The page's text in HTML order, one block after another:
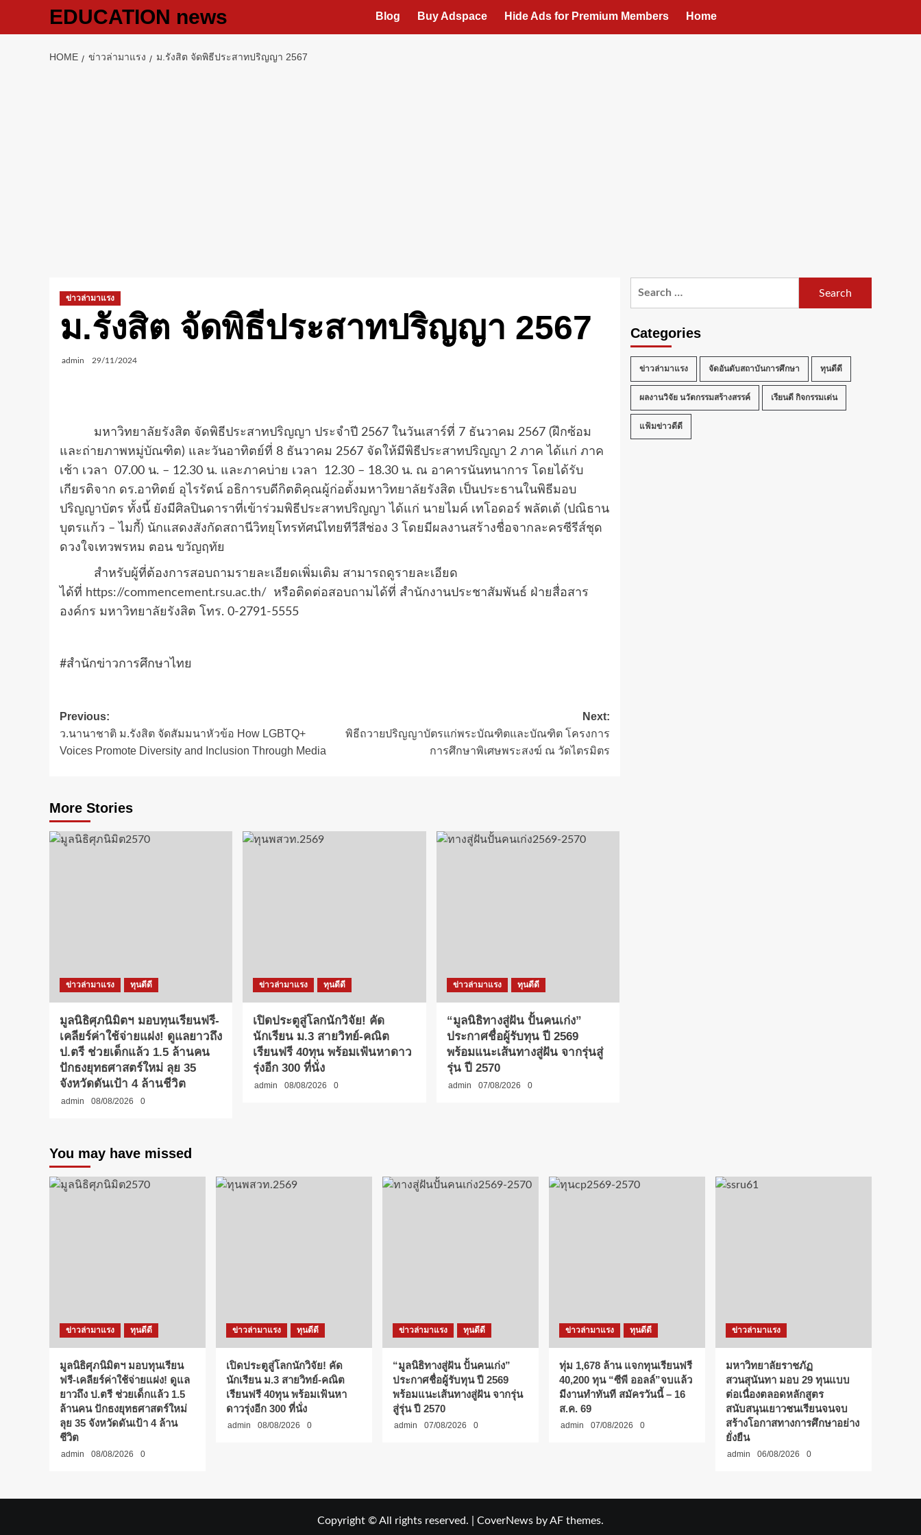
EDUCATION news Blog Buy Adspace Hide Ads for Premium Members Home
HOME ข่าวล่ามาแรง ม.รังสิต จัดพิธีประสาทปริญญา 2567
ข่าวล่ามาแรง
ม.รังสิต จัดพิธีประสาทปริญญา 2567
admin 29/11/2024
มหาวิทยาลัยรังสิต จัดพิธีประสาทปริญญา ประจำปี 2567 ในวันเสาร์ที่ 7 ธันวาคม 2567 (ฝึกซ้อม
และถ่ายภาพหมู่บัณฑิต) และวันอาทิตย์ที่ 8 ธันวาคม 2567 จัดให้มีพิธีประสาทปริญญา 2 ภาค ได้แก่ ภาค
เช้า เวลา 07.00 น. – 12.30 น. และภาคบ่าย เวลา 12.30 – 18.30 น. ณ อาคารนันทนาการ โดยได้รับ
เกียรติจาก ดร.อาทิตย์ อุไรรัตน์ อธิการบดีกิตติคุณผู้ก่อตั้งมหาวิทยาลัยรังสิต เป็นประธานในพิธีมอบ
ปริญญาบัตร ทั้งนี้ ยังมีศิลปินดาราที่เข้าร่วมพิธีประสาทปริญญา ได้แก่ นายไมค์ เทโอดอร์ พลัตเต้ (ปณิธาน
บุตรแก้ว – ไมกี้) นักแสดงสังกัดสถานีวิทยุโทรทัศน์ไทยทีวีสีช่อง 3 โดยมีผลงานสร้างชื่อจากละครซีรีส์ชุด
ดวงใจเทวพรหม ตอน ขวัญฤทัย
สำหรับผู้ที่ต้องการสอบถามรายละเอียดเพิ่มเติม สามารถดูรายละเอียด
ได้ที่ https://commencement.rsu.ac.th/
หรือติดต่อสอบถามได้ที่ สำนักงานประชาสัมพันธ์ ฝ่ายสื่อสาร
องค์กร มหาวิทยาลัยรังสิต โทร. 0-2791-5555
#สำนักข่าวการศึกษาไทย
Post
navigation
Previous:
ว.นานาชาติ ม.รังสิต จัดสัมมนาหัวข้อ How LGBTQ+
Voices Promote Diversity and Inclusion Through Media
Next:
พิธีถวายปริญญาบัตรแก่พระบัณฑิตและบัณฑิต โครงการ
การศึกษาพิเศษพระสงฆ์ ณ วัดไตรมิตร
More Stories
ข่าวล่ามาแรง ทุนดีดี
มูลนิธิศุภนิมิตฯ มอบทุนเรียนฟรี-
เคลียร์ค่าใช้จ่ายแฝง! ดูแลยาวถึง
ป.ตรี ช่วยเด็กแล้ว 1.5 ล้านคน
ปักธงยุทธศาสตร์ใหม่ ลุย 35
จังหวัดดันเป้า 4 ล้านชีวิต
admin 08/08/2026 0
ข่าวล่ามาแรง ทุนดีดี
เปิดประตูสู่โลกนักวิจัย! คัด
นักเรียน ม.3 สายวิทย์-คณิต
เรียนฟรี 40ทุน พร้อมเฟ้นหาดาว
รุ่งอีก 300 ที่นั่ง
admin 08/08/2026 0
ข่าวล่ามาแรง ทุนดีดี
“มูลนิธิทางสู่ฝัน ปั้นคนเก่ง”
ประกาศชื่อผู้รับทุน ปี 2569
พร้อมแนะเส้นทางสู่ฝัน จากรุ่นสู่
รุ่น ปี 2570
admin 07/08/2026 0
Categories
ข่าวล่ามาแรง จัดอันดับสถาบันการศึกษา ทุนดีดี
ผลงานวิจัย นวัตกรรมสร้างสรรค์ เรียนดี กิจกรรมเด่น
แฟ้มข่าวดีดี
You may have missed
ข่าวล่ามาแรง ทุนดีดี
มูลนิธิศุภนิมิตฯ มอบทุนเรียน
ฟรี-เคลียร์ค่าใช้จ่ายแฝง! ดูแล
ยาวถึง ป.ตรี ช่วยเด็กแล้ว 1.5
ล้านคน ปักธงยุทธศาสตร์ใหม่
ลุย 35 จังหวัดดันเป้า 4 ล้าน
ชีวิต
admin 08/08/2026 0
ข่าวล่ามาแรง ทุนดีดี
เปิดประตูสู่โลกนักวิจัย! คัด
นักเรียน ม.3 สายวิทย์-คณิต
เรียนฟรี 40ทุน พร้อมเฟ้นหา
ดาวรุ่งอีก 300 ที่นั่ง
admin 08/08/2026 0
ข่าวล่ามาแรง ทุนดีดี
“มูลนิธิทางสู่ฝัน ปั้นคนเก่ง”
ประกาศชื่อผู้รับทุน ปี 2569
พร้อมแนะเส้นทางสู่ฝัน จากรุ่น
สู่รุ่น ปี 2570
admin 07/08/2026 0
ข่าวล่ามาแรง ทุนดีดี
ทุ่ม 1,678 ล้าน แจกทุนเรียนฟรี
40,200 ทุน “ซีพี ออลล์”จบแล้ว
มีงานทำทันที สมัครวันนี้ – 16
ส.ค. 69
admin 07/08/2026 0
ข่าวล่ามาแรง
มหาวิทยาลัยราชภัฏ
สวนสุนันทา มอบ 29 ทุนแบบ
ต่อเนื่องตลอดหลักสูตร
สนับสนุนเยาวชนเรียนจนจบ
สร้างโอกาสทางการศึกษาอย่าง
ยั่งยืน
admin 06/08/2026 0
Copyright © All rights reserved. CoverNews by AF themes.